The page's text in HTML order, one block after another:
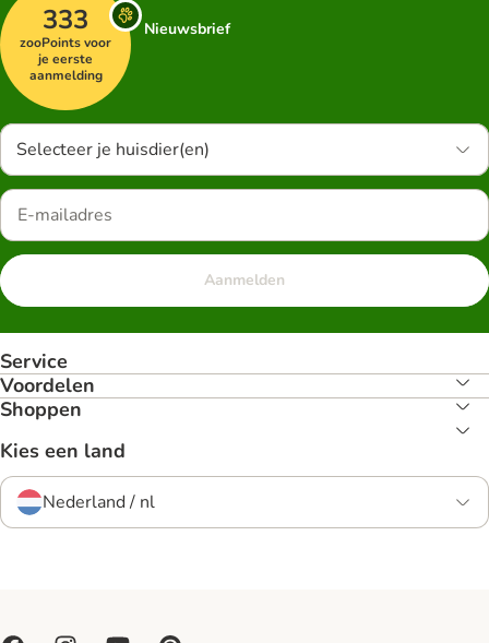
333
zooPoints voor
je eerste
aanmelding
Nieuwsbrief
Selecteer je huisdier(en)
Aanmelden
Service
Voordelen
Shoppen
Kies een land
Nederland / nl